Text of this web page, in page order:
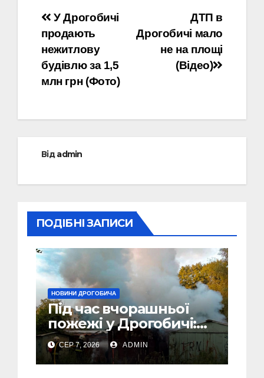
Навігація
записів
ДТП в
Дрогобичі мало
не на площі
(Відео)
У Дрогобичі
продають
нежитлову
будівлю за 1,5
млн грн (Фото)
Відadmin
ПОДІБНІ ЗАПИСИ
НОВИНИ ДРОГОБИЧА
Під час вчорашньої
пожежі у Дрогобичі:
“врятовано” 4 гаражі
(Відео)
СЕР 7, 2026 ADMIN